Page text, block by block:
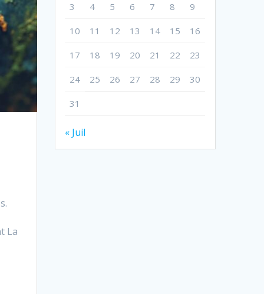
La
3 4 5 6 7 8 9
10 11 12 13 14 15 16
17 18 19 20 21 22 23
24 25 26 27 28 29 30
31
« Juil